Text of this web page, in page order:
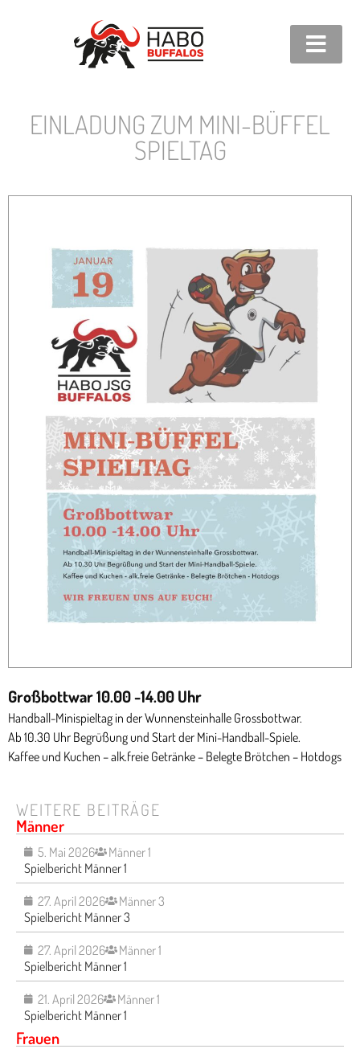
EINLADUNG ZUM MINI-BÜFFEL
SPIELTAG
Großbottwar 10.00 -14.00 Uhr
Handball-Minispieltag in der Wunnensteinhalle Grossbottwar.
Ab 10.30 Uhr Begrüßung und Start der Mini-Handball-Spiele.
Kaffee und Kuchen – alk.freie Getränke – Belegte Brötchen – Hotdogs
WEITERE BEITRÄGE
Männer
5. Mai 2026
Männer 1
Spielbericht Männer 1
27. April 2026
Männer 3
Spielbericht Männer 3
27. April 2026
Männer 1
Spielbericht Männer 1
21. April 2026
Männer 1
Spielbericht Männer 1
Frauen